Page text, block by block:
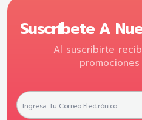
Suscríbete A
Al suscribirte